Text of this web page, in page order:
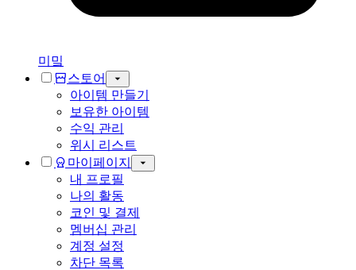
미밐
스토어
아이템 만들기
보유한 아이템
수익 관리
위시 리스트
마이페이지
내 프로필
나의 활동
코인 및 결제
멤버십 관리
계정 설정
차단 목록